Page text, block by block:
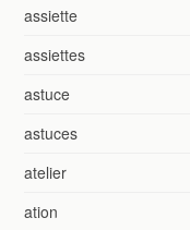
assiette
assiettes
astuce
astuces
atelier
ation